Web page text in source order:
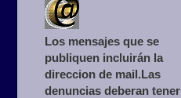
Los mensajes que se
publiquen incluirán la
direccion de mail.Las
denuncias deberan tener